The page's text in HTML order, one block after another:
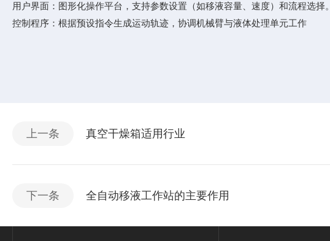
用户界面：图形化操作平台，支持参数设置（如移液容量、速度）和流程选择。
控制程序：根据预设指令生成运动轨迹，协调机械臂与液体处理单元工作
上一条 真空干燥箱适用行业
下一条 全自动移液工作站的主要作用